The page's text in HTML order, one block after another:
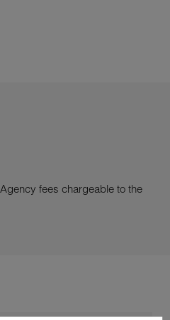
Agency fees chargeable to the